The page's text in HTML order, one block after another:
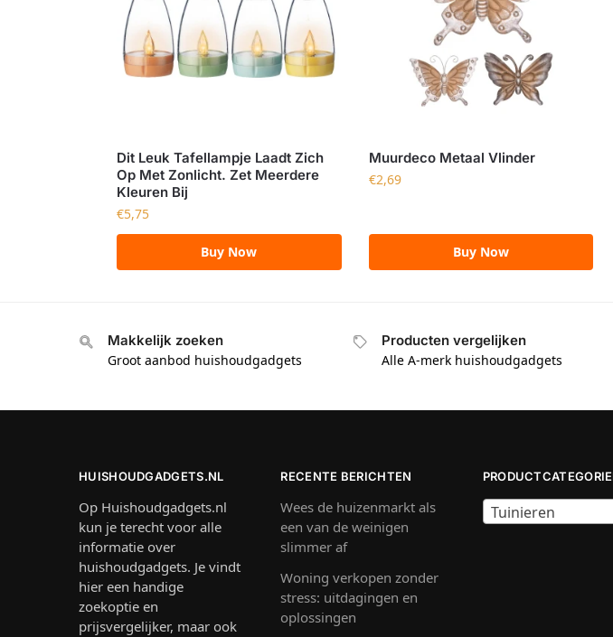
Dit Leuk Tafellampje Laadt Zich
Op Met Zonlicht. Zet Meerdere
Kleuren Bij
€5,75
Buy Now
Muurdeco Metaal Vlinder
€2,69
Buy Now
Makkelijk zoeken
Groot aanbod huishoudgadgets
Producten vergelijken
Alle A-merk huishoudgadgets
HUISHOUDGADGETS.NL
Op Huishoudgadgets.nl
kun je terecht voor alle
informatie over
huishoudgadgets. Je vindt
hier een handige
zoekoptie en
prijsvergelijker, maar ook
RECENTE BERICHTEN
Wees de huizenmarkt als
een van de weinigen
slimmer af
Woning verkopen zonder
stress: uitdagingen en
oplossingen
Tuinieren